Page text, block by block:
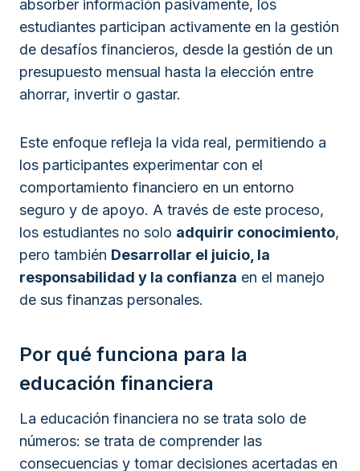
absorber información pasivamente, los
estudiantes participan activamente en la gestión
de desafíos financieros, desde la gestión de un
presupuesto mensual hasta la elección entre
ahorrar, invertir o gastar.
Este enfoque refleja la vida real, permitiendo a
los participantes experimentar con el
comportamiento financiero en un entorno
seguro y de apoyo. A través de este proceso,
los estudiantes no solo adquirir conocimiento,
pero también Desarrollar el juicio, la
responsabilidad y la confianza en el manejo
de sus finanzas personales.
Por qué funciona para la
educación financiera
La educación financiera no se trata solo de
números: se trata de comprender las
consecuencias y tomar decisiones acertadas en